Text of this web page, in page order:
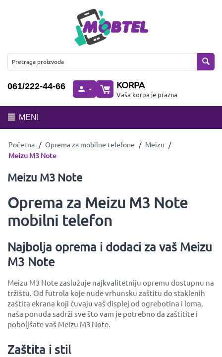
061/222-44-66 KORPA
Vaša korpa je prazna
MENI
Početna / Oprema za mobilne telefone / Meizu /
Meizu M3 Note
Meizu M3 Note
Oprema za Meizu M3 Note
mobilni telefon
Najbolja oprema i dodaci za vaš Meizu
M3 Note
Meizu M3 Note zaslužuje najkvalitetniju opremu dostupnu na
tržištu. Od futrola koje nude vrhunsku zaštitu do staklenih
zaštita ekrana koji čuvaju vaš displej od ogrebotina i loma,
naša ponuda sadrži sve što vam je potrebno da zaštitite i
poboljšate vaš Meizu M3 Note.
Zaštita i stil